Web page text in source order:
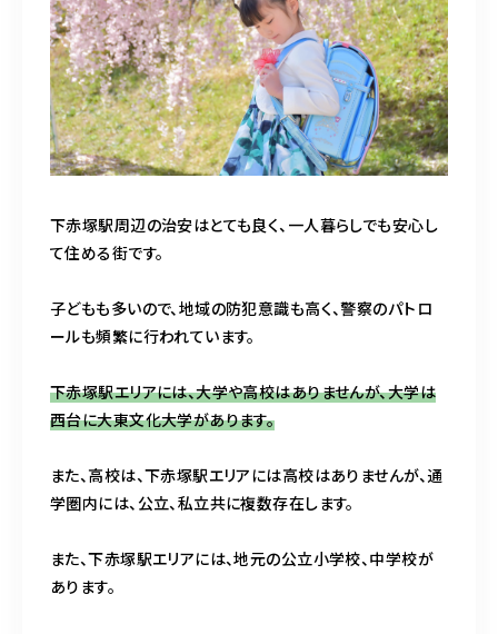
下赤塚駅周辺の治安はとても良く、一人暮らしでも安心し
て住める街です。
子どもも多いので、地域の防犯意識も高く、警察のパトロ
ールも頻繁に行われています。
下赤塚駅エリアには、大学や高校はありませんが、大学は
西台に大東文化大学があります。
また、高校は、下赤塚駅エリアには高校はありませんが、通
学圏内には、公立、私立共に複数存在します。
また、下赤塚駅エリアには、地元の公立小学校、中学校が
あります。